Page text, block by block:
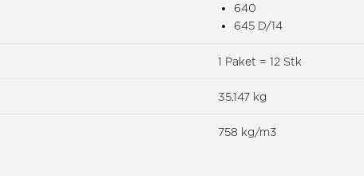
640
645 D/14
1 Paket = 12 Stk
35.147 kg
758 kg/m3